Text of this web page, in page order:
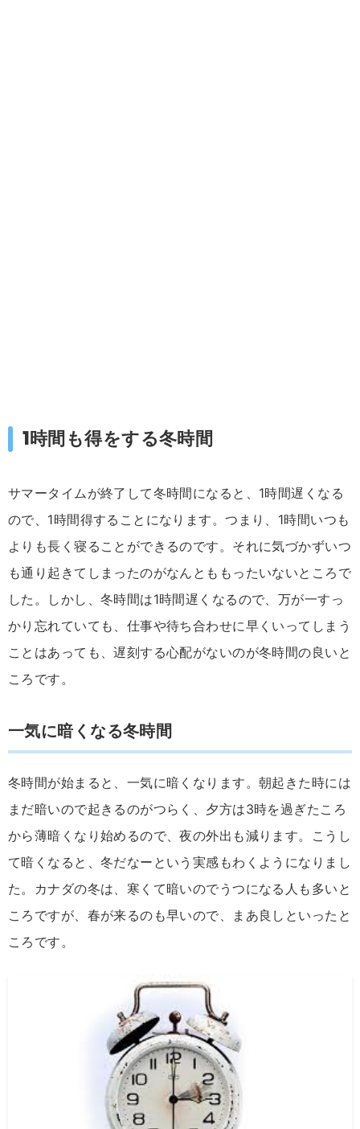
1時間も得をする冬時間
サマータイムが終了して冬時間になると、1時間遅くなる
ので、1時間得することになります。つまり、1時間いつも
よりも長く寝ることができるのです。それに気づかずいつ
も通り起きてしまったのがなんとももったいないところで
した。しかし、冬時間は1時間遅くなるので、万が一すっ
かり忘れていても、仕事や待ち合わせに早くいってしまう
ことはあっても、遅刻する心配がないのが冬時間の良いと
ころです。
一気に暗くなる冬時間
冬時間が始まると、一気に暗くなります。朝起きた時には
まだ暗いので起きるのがつらく、夕方は3時を過ぎたころ
から薄暗くなり始めるので、夜の外出も減ります。こうし
て暗くなると、冬だなーという実感もわくようになりまし
た。カナダの冬は、寒くて暗いのでうつになる人も多いと
ころですが、春が来るのも早いので、まあ良しといったと
ころです。